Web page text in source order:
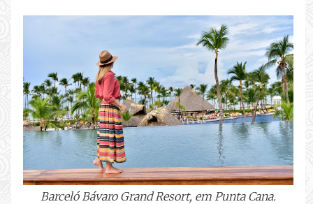
Barceló Bávaro Grand Resort, em Punta Cana.